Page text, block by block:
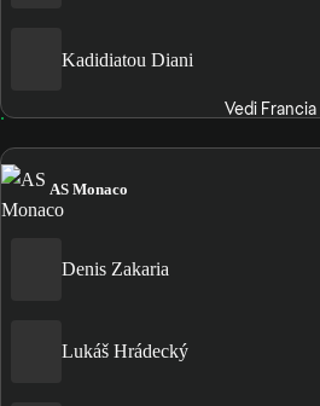
Kadidiatou Diani
Vedi Francia
AS Monaco
Denis Zakaria
Lukáš Hrádecký